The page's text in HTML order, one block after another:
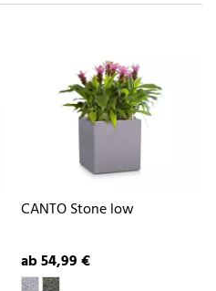
CANTO Stone low
ab 54,99 €